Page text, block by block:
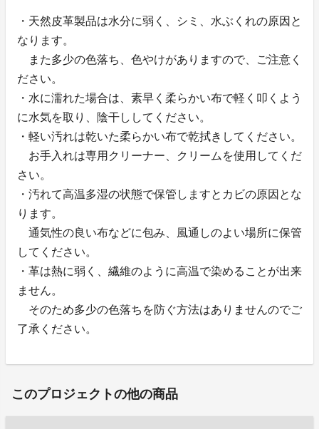
・天然皮革製品は水分に弱く、シミ、水ぶくれの原因と
なります。
また多少の色落ち、色やけがありますので、ご注意く
ださい。
・水に濡れた場合は、素早く柔らかい布で軽く叩くよう
に水気を取り、陰干ししてください。
・軽い汚れは乾いた柔らかい布で乾拭きしてください。
お手入れは専用クリーナー、クリームを使用してくだ
さい。
・汚れて高温多湿の状態で保管しますとカビの原因とな
ります。
通気性の良い布などに包み、風通しのよい場所に保管
してください。
・革は熱に弱く、繊維のように高温で染めることが出来
ません。
そのため多少の色落ちを防ぐ方法はありませんのでご
了承ください。
このプロジェクトの他の商品